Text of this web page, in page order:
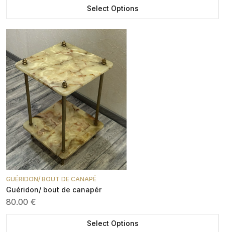
Select Options
GUÉRIDON/ BOUT DE CANAPÉ
Guéridon/ bout de canapér
80.00 €
Select Options